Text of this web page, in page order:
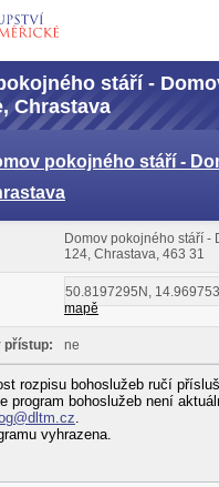
stáří -
Chrastava
pokojného stáří -
Domov pokojného stáří -
124, Chrastava, 463 31
mapě
přístup: ne
rozpisu bohoslužeb ručí
program bohoslužeb není
.
vyhrazena.